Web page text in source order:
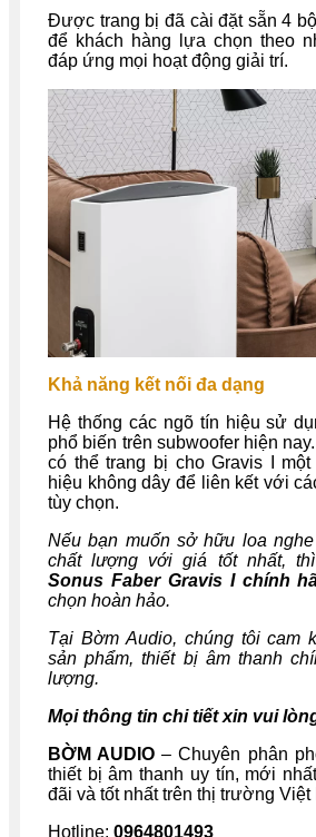
Được trang bị đã cài đặt sẵn 4
để khách hàng lựa chọn theo
đáp ứng mọi hoạt động giải trí.
Khả năng kết nối đa dạng
Hệ thống các ngõ tín hiệu sử
phổ biến trên subwoofer hiện
có thể trang bị cho Gravis I
hiệu không dây để liên kết với
tùy chọn.
Nếu bạn muốn sở hữu loa
chất lượng với giá tốt nhất, thì
Sonus Faber Gravis Ichính
chọn hoàn hảo.
Tại Bờm Audio, chúng tôi cam
sản phẩm, thiết bị âm thanh
lượng.
Mọi thông tin chi tiết xin vui
BỜM AUDIO – Chuyên phân
thiết bị âm thanh uy tín, mới
đãi và tốt nhất trên thị trường Việt
Hotline: 0964801493